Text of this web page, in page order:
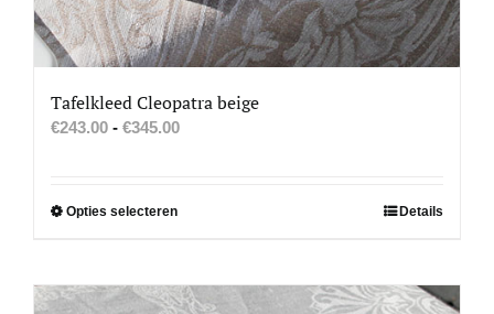
Tafelkleed Cleopatra beige
€243.00 - €345.00Prijsklasse:
Opties selecterenDit
meerdere
variaties.
Details